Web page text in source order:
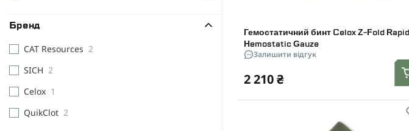
Бренд
CAT Resources 2
SICH 2
Celox 1
QuikClot 2
Гемостатичний бинт Celox Z-Fold Rapid
Hemostatic Gauze
Залишити відгук
2 210 ₴